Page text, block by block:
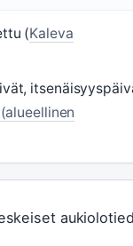
(Kaleva